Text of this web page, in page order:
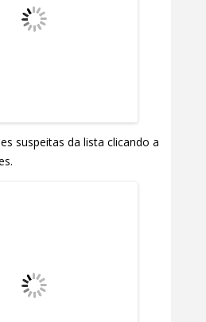
suspeitas da lista clicando a